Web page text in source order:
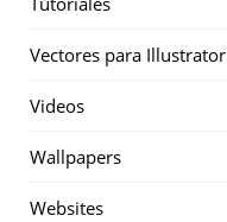
Vectores para Illustrator
Videos
Wallpapers
Websites